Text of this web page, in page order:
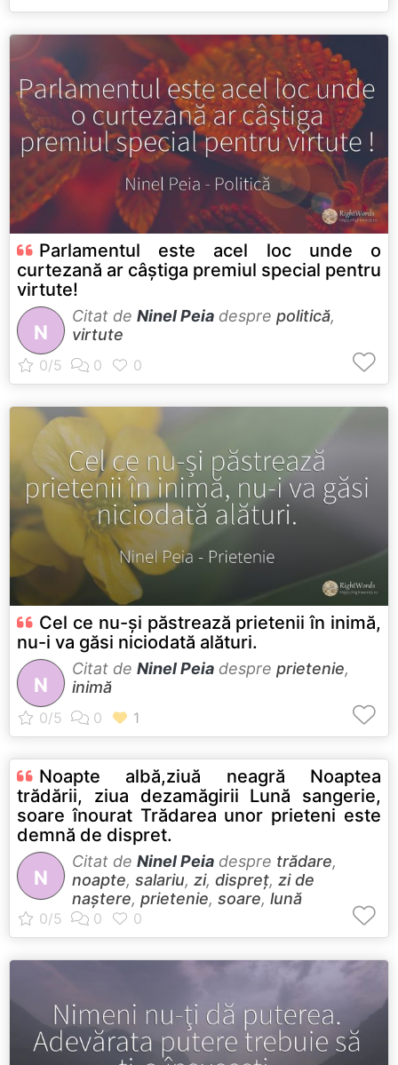
Parlamentul este acel loc unde o
curtezană ar câștiga premiul special pentru
virtute!
N
Citat de Ninel Peia despre politică,
virtute
Cel ce nu-și păstrează prietenii în inimă,
nu-i va găsi niciodată alături.
N
Citat de Ninel Peia despre prietenie,
inimă
Noapte albă,ziuă neagră Noaptea
trădării, ziua dezamăgirii Lună sangerie,
soare înourat Trădarea unor prieteni este
demnă de dispret.
N
Citat de Ninel Peia despre trădare,
noapte, salariu, zi, dispreț, zi de
naștere, prietenie, soare, lună